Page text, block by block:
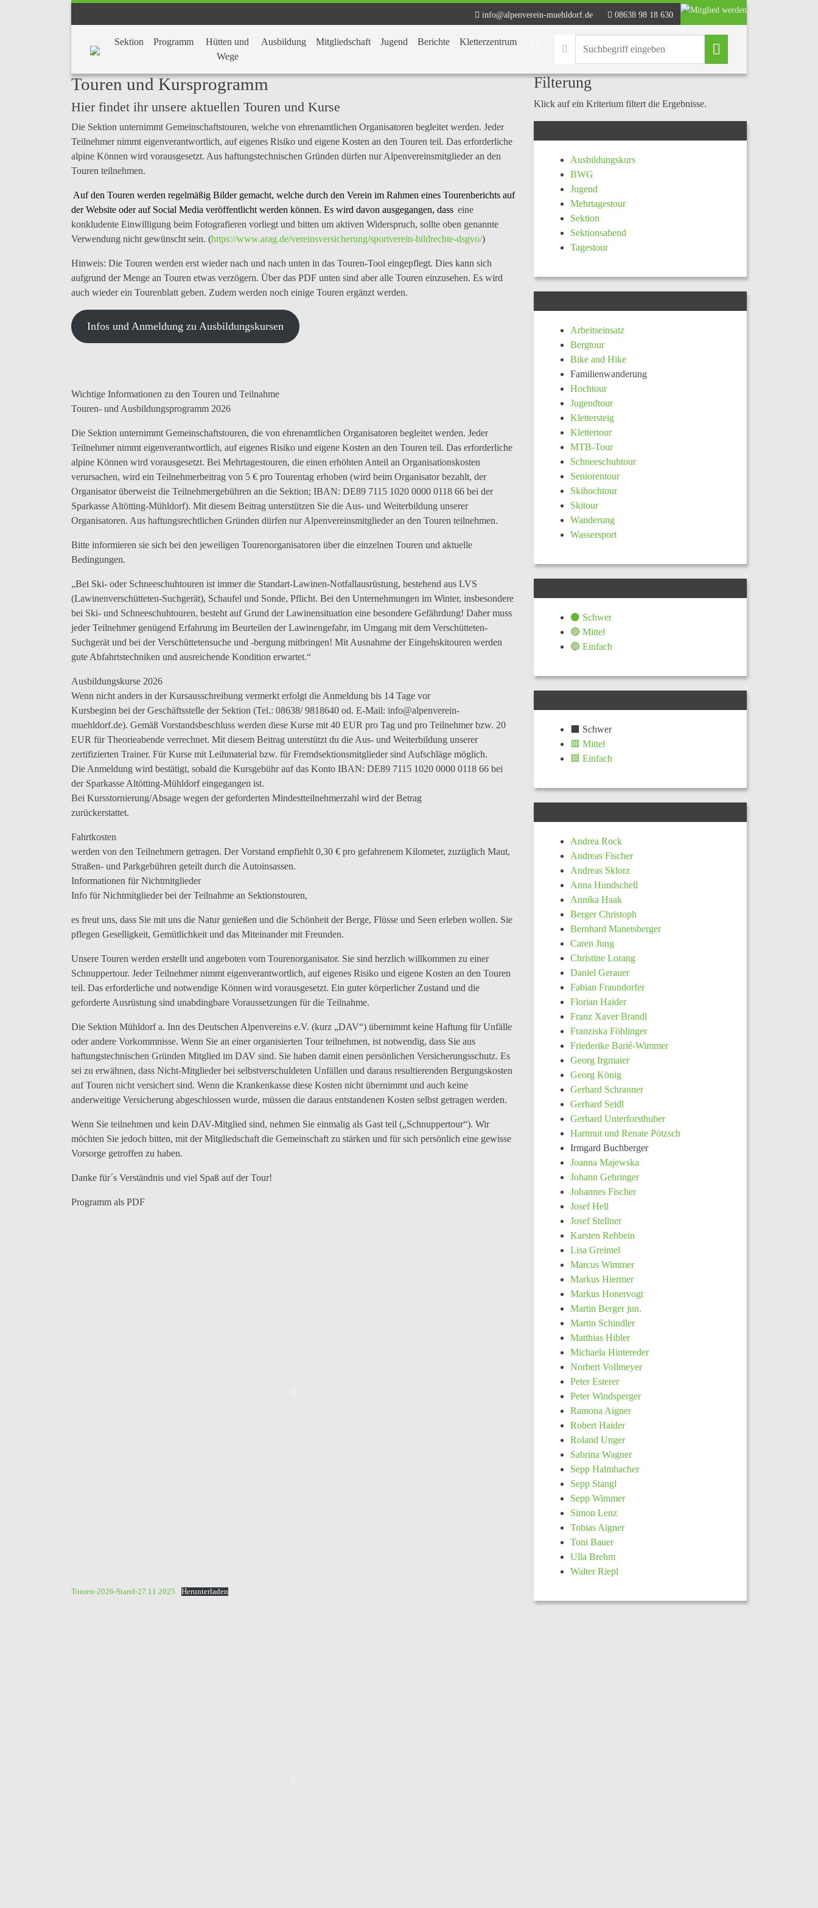
info@alpenverein-muehldorf.de 08638 98 18 630
Sektion Programm
Hütten und
Wege
Ausbildung Mitgliedschaft Jugend Berichte Kletterzentrum
Touren und Kursprogramm
Hier findet ihr unsere aktuellen Touren und Kurse
Die Sektion unternimmt Gemeinschaftstouren, welche von ehrenamtlichen Organisatoren begleitet werden. Jeder
Teilnehmer nimmt eigenverantwortlich, auf eigenes Risiko und eigene Kosten an den Touren teil. Das erforderliche
alpine Können wird vorausgesetzt. Aus haftungstechnischen Gründen dürfen nur Alpenvereinsmitglieder an den
Touren teilnehmen.
Auf den Touren werden regelmäßigBildergemacht, welche durch den Verein im Rahmen eines Tourenberichts auf
derWebsite oder auf Social Media veröffentlicht werden können. Es wird davon ausgegangen, dass eine
konkludente Einwilligung beim Fotografieren vorliegt und bitten um aktiven Widerspruch, sollte oben genannte
Verwendung nicht gewünscht sein. (https://www.arag.de/vereinsversicherung/sportverein-bildrechte-dsgvo/)
Hinweis: Die Touren werden erst wieder nach und nach unten in das Touren-Tool eingepflegt. Dies kann sich
aufgrund der Menge an Touren etwas verzögern. Über das PDF unten sind aber alle Touren einzusehen. Es wird
auch wieder ein Tourenblatt geben. Zudem werden noch einige Touren ergänzt werden.
Infos und Anmeldung zu Ausbildungskursen
Wichtige Informationen zu den Touren und Teilnahme
Touren- und Ausbildungsprogramm 2026
Die Sektion unternimmt Gemeinschaftstouren, die von ehrenamtlichen Organisatoren begleitet werden. Jeder
Teilnehmer nimmt eigenverantwortlich, auf eigenes Risiko und eigene Kosten an den Touren teil. Das erforderliche
alpine Können wird vorausgesetzt. Bei Mehrtagestouren, die einen erhöhten Anteil an Organisationskosten
verursachen, wird ein Teilnehmerbeitrag von 5 € pro Tourentag erhoben (wird beim Organisator bezahlt, der
Organisator überweist die Teilnehmergebühren an die Sektion; IBAN: DE89 7115 1020 0000 0118 66 bei der
Sparkasse Altötting-Mühldorf). Mit diesem Beitrag unterstützen Sie die Aus- und Weiterbildung unserer
Organisatoren. Aus haftungsrechtlichen Gründen dürfen nur Alpenvereinsmitglieder an den Touren teilnehmen.
Bitte informieren sie sich bei den jeweiligen Tourenorganisatoren über die einzelnen Touren und aktuelle
Bedingungen.
„Bei Ski- oder Schneeschuhtouren ist immer die Standart-Lawinen-Notfallausrüstung, bestehend aus LVS
(Lawinenverschütteten-Suchgerät), Schaufel und Sonde, Pflicht. Bei den Unternehmungen im Winter, insbesondere
bei Ski- und Schneeschuhtouren, besteht auf Grund der Lawinensituation eine besondere Gefährdung! Daher muss
jeder Teilnehmer genügend Erfahrung im Beurteilen der Lawinengefahr, im Umgang mit dem Verschütteten-
Suchgerät und bei der Verschüttetensuche und -bergung mitbringen! Mit Ausnahme der Eingehskitouren werden
gute Abfahrtstechniken und ausreichende Kondition erwartet.“
Ausbildungskurse 2026
Wenn nicht anders in der Kursausschreibung vermerkt erfolgt die Anmeldung bis 14 Tage vor
Kursbeginn bei der Geschäftsstelle der Sektion (Tel.: 08638/ 9818640 od. E-Mail: info@alpenverein-
muehldorf.de). Gemäß Vorstandsbeschluss werden diese Kurse mit 40 EUR pro Tag und pro Teilnehmer bzw. 20
EUR für Theorieabende verrechnet. Mit diesem Beitrag unterstützt du die Aus- und Weiterbildung unserer
zertifizierten Trainer. Für Kurse mit Leihmaterial bzw. für Fremdsektionsmitglieder sind Aufschläge möglich.
Die Anmeldung wird bestätigt, sobald die Kursgebühr auf das Konto IBAN: DE89 7115 1020 0000 0118 66 bei
der Sparkasse Altötting-Mühldorf eingegangen ist.
Bei Kursstornierung/Absage wegen der geforderten Mindestteilnehmerzahl wird der Betrag
zurückerstattet.
Fahrtkosten
werden von den Teilnehmern getragen. Der Vorstand empfiehlt 0,30 € pro gefahrenem Kilometer, zuzüglich Maut,
Straßen- und Parkgebühren geteilt durch die Autoinsassen.
Informationen für Nichtmitglieder
Info für Nichtmitglieder bei der Teilnahme an Sektionstouren,
es freut uns, dass Sie mit uns die Natur genießen und die Schönheit der Berge, Flüsse und Seen erleben wollen. Sie
pflegen Geselligkeit, Gemütlichkeit und das Miteinander mit Freunden.
Unsere Touren werden erstellt und angeboten vom Tourenorganisator. Sie sind herzlich willkommen zu einer
Schnuppertour. Jeder Teilnehmer nimmt eigenverantwortlich, auf eigenes Risiko und eigene Kosten an den Touren
teil. Das erforderliche und notwendige Können wird vorausgesetzt. Ein guter körperlicher Zustand und die
geforderte Ausrüstung sind unabdingbare Voraussetzungen für die Teilnahme.
Die Sektion Mühldorf a. Inn des Deutschen Alpenvereins e.V. (kurz „DAV“) übernimmt keine Haftung für Unfälle
oder andere Vorkommnisse. Wenn Sie an einer organisierten Tour teilnehmen, ist notwendig, dass Sie aus
haftungstechnischen Gründen Mitglied im DAV sind. Sie haben damit einen persönlichen Versicherungsschutz. Es
sei zu erwähnen, dass Nicht-Mitglieder bei selbstverschuldeten Unfällen und daraus resultierenden Bergungskosten
auf Touren nicht versichert sind. Wenn die Krankenkasse diese Kosten nicht übernimmt und auch keine
anderweitige Versicherung abgeschlossen wurde, müssen die daraus entstandenen Kosten selbst getragen werden.
Wenn Sie teilnehmen und kein DAV-Mitglied sind, nehmen Sie einmalig als Gast teil („Schnuppertour“). Wir
möchten Sie jedoch bitten, mit der Mitgliedschaft die Gemeinschaft zu stärken und für sich persönlich eine gewisse
Vorsorge getroffen zu haben.
Danke für´s Verständnis und viel Spaß auf der Tour!
Programm als PDF
Touren-2026-Stand-27.11.2025 Herunterladen
Filterung
Klick auf ein Kriterium filtert die Ergebnisse.
Ausbildungskurs
BWG
Jugend
Mehrtagestour
Sektion
Sektionsabend
Tagestour
Arbeitseinsatz
Bergtour
Bike and Hike
Familienwanderung
Hochtour
Jugendtour
Klettersteig
Klettertour
MTB-Tour
Schneeschuhtour
Seniorentour
Skihochtour
Skitour
Wanderung
Wassersport
⚫ Schwer
🔴 Mittel
🔵 Einfach
⬛ Schwer
🟥 Mittel
🟦 Einfach
Andrea Rock
Andreas Fischer
Andreas Sklorz
Anna Hundschell
Annika Haak
Berger Christoph
Bernhard Manetsberger
Caren Jung
Christine Lorang
Daniel Gerauer
Fabian Fraundorfer
Florian Haider
Franz Xaver Brandl
Franziska Föhlinger
Friederike Barié-Wimmer
Georg Irgmaier
Georg König
Gerhard Schranner
Gerhard Seidl
Gerhard Unterforsthuber
Hartmut und Renate Pötzsch
Irmgard Buchberger
Joanna Majewska
Johann Gehringer
Johannes Fischer
Josef Hell
Josef Stellner
Karsten Rehbein
Lisa Greimel
Marcus Wimmer
Markus Hiermer
Markus Honervogt
Martin Berger jun.
Martin Schindler
Matthias Hibler
Michaela Hintereder
Norbert Vollmeyer
Peter Esterer
Peter Windsperger
Ramona Aigner
Robert Haider
Roland Unger
Sabrina Wagner
Sepp Halmbacher
Sepp Stangl
Sepp Wimmer
Simon Lenz
Tobias Aigner
Toni Bauer
Ulla Brehm
Walter Riepl